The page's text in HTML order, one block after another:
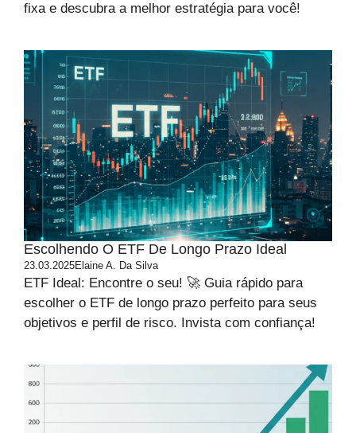
fixa e descubra a melhor estratégia para você!
Escolhendo O ETF De Longo Prazo Ideal
23.03.2025Elaine A. Da Silva
ETF Ideal: Encontre o seu! 🚀 Guia rápido para
escolher o ETF de longo prazo perfeito para seus
objetivos e perfil de risco. Invista com confiança!